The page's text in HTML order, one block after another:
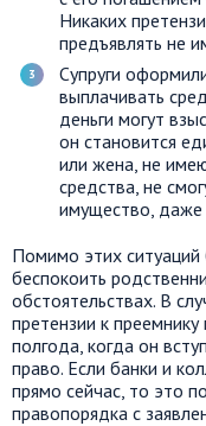
Никаких
предъявлять не
Супруги
выплачивать
деньги могут
он становится
или жена, не
средства, не
имущество, даже
Помимо этих
беспокоить
обстоятельствах. В
претензии к
полгода, когда он
право. Если банки и
прямо сейчас, то это
правопорядка с